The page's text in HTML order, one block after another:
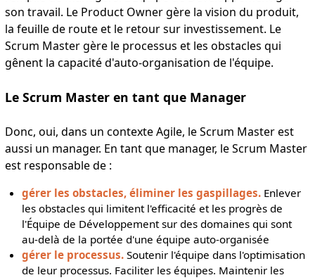
son travail. Le Product Owner gère la vision du produit,
la feuille de route et le retour sur investissement. Le
Scrum Master gère le processus et les obstacles qui
gênent la capacité d'auto-organisation de l'équipe.
Le Scrum Master en tant que Manager
Donc, oui, dans un contexte Agile, le Scrum Master est
aussi un manager. En tant que manager, le Scrum Master
est responsable de :
gérer les obstacles, éliminer les gaspillages. Enlever
les obstacles qui limitent l'efficacité et les progrès de
l'Équipe de Développement sur des domaines qui sont
au-delà de la portée d'une équipe auto-organisée
gérer le processus. Soutenir l'équipe dans l'optimisation
de leur processus. Faciliter les équipes. Maintenir les